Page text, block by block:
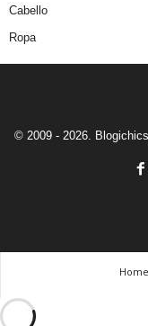
Cabello
Ropa
© 2009 - 2026.
Home